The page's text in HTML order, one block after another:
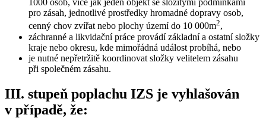
1000 osob, více jak jeden objekt se složitými podmínkami
pro zásah, jednotlivé prostředky hromadné dopravy osob,
cenný chov zvířat nebo plochy území do 10 000m2,
záchranné a likvidační práce provádí základní a ostatní složky
kraje nebo okresu, kde mimořádná událost probíhá, nebo
je nutné nepřetržitě koordinovat složky velitelem zásahu
při společném zásahu.
III. stupeň poplachu IZS je vyhlašován
v případě, že: